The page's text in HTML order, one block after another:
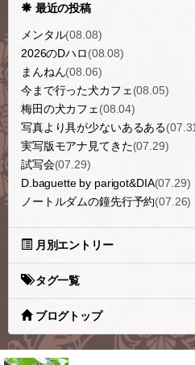
最近の投稿
メンタル(08.08)
2026のDハロ(08.08)
まんねん(08.06)
今まで行った犬カフェ (08.05)
梅田の犬カフェ (08.04)
写真より具が少ないあるある
実写版モアナ見てきた(07.29)
試写会(07.29)
D.baguette by parigot&DIA(07.29)
ノートルダムの鐘先行予約(07.26)
月別エントリー
タグ一覧
ブログトップ